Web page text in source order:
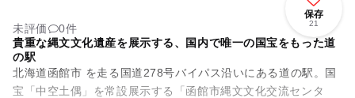
保存
21
未評価
0件
貴重な縄文文化遺産を展示する、国内で唯一の国宝をもった道
の駅
北海道函館市 を走る国道278号バイパス沿いにある道の駅。国
宝「中空土偶」を常設展示する「函館市縄文文化交流センタ